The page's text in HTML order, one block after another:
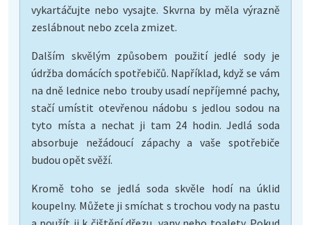
vykartáčujte nebo vysajte. Skvrna by měla výrazně
zeslábnout nebo zcela zmizet.
Dalším skvělým způsobem použití jedlé sody je
údržba domácích spotřebičů. Například, když se vám
na dně lednice nebo trouby usadí nepříjemné pachy,
stačí umístit otevřenou nádobu s jedlou sodou na
tyto místa a nechat ji tam 24 hodin. Jedlá soda
absorbuje nežádoucí zápachy a vaše spotřebiče
budou opět svěží.
Kromě toho se jedlá soda skvěle hodí na úklid
koupelny. Můžete ji smíchat s trochou vody na pastu